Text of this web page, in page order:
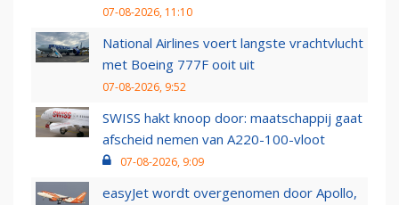
07-08-2026, 11:10
National Airlines voert langste vrachtvlucht
met Boeing 777F ooit uit
07-08-2026, 9:52
SWISS hakt knoop door: maatschappij gaat
afscheid nemen van A220-100-vloot
07-08-2026, 9:09
easyJet wordt overgenomen door Apollo,